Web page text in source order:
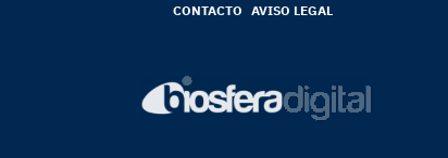
CONTACTO AVISO LEGAL